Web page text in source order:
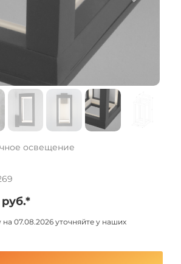
освещение
07.08.2026 уточняйте у наших